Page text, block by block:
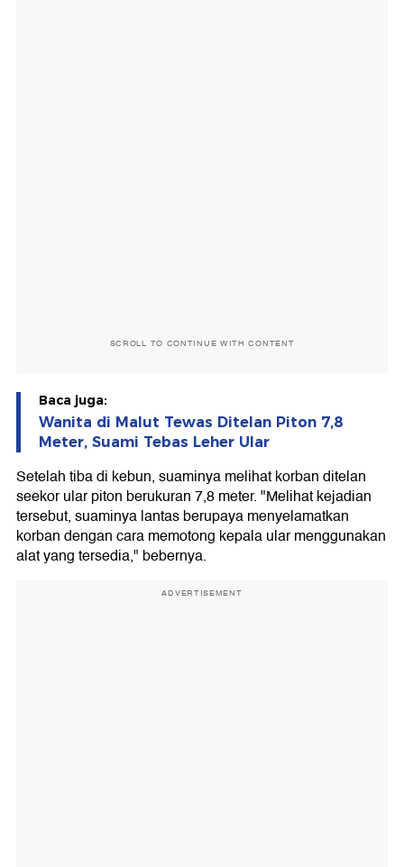
SCROLL TO CONTINUE WITH CONTENT
Baca juga:
Wanita di Malut Tewas Ditelan Piton 7,8
Meter, Suami Tebas Leher Ular
Setelah tiba di kebun, suaminya melihat korban ditelan
seekor ular piton berukuran 7,8 meter. "Melihat kejadian
tersebut, suaminya lantas berupaya menyelamatkan
korban dengan cara memotong kepala ular menggunakan
alat yang tersedia," bebernya.
ADVERTISEMENT